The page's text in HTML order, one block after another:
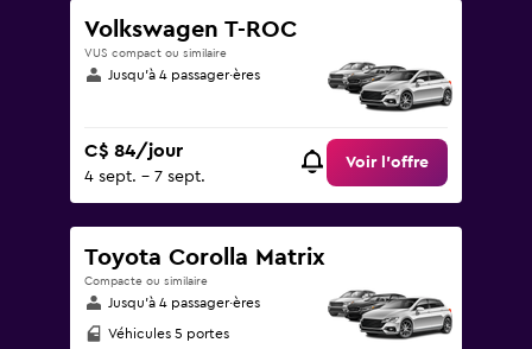
Volkswagen T-ROC
VUS compact ou similaire
Jusqu’à 4 passager·ères
C$ 84/jour
4 sept. - 7 sept.
Voir l’offre
Toyota Corolla Matrix
Compacte ou similaire
Jusqu’à 4 passager·ères
Véhicules 5 portes